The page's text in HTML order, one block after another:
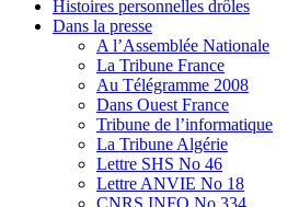
Histoires personnelles drôles
Dans la presse
A l’Assemblée Nationale
La Tribune France
Au Télégramme 2008
Dans Ouest France
Tribune de l’informatique
La Tribune Algérie
Lettre SHS No 46
Lettre ANVIE No 18
CNRS INFO No 334